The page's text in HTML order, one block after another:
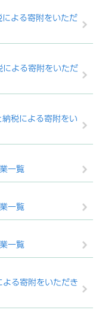
よる寄附をいただ
よる寄附をいただ
税による寄附をい
一覧
一覧
一覧
る寄附をいただき